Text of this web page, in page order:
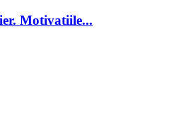
Motivatiile...